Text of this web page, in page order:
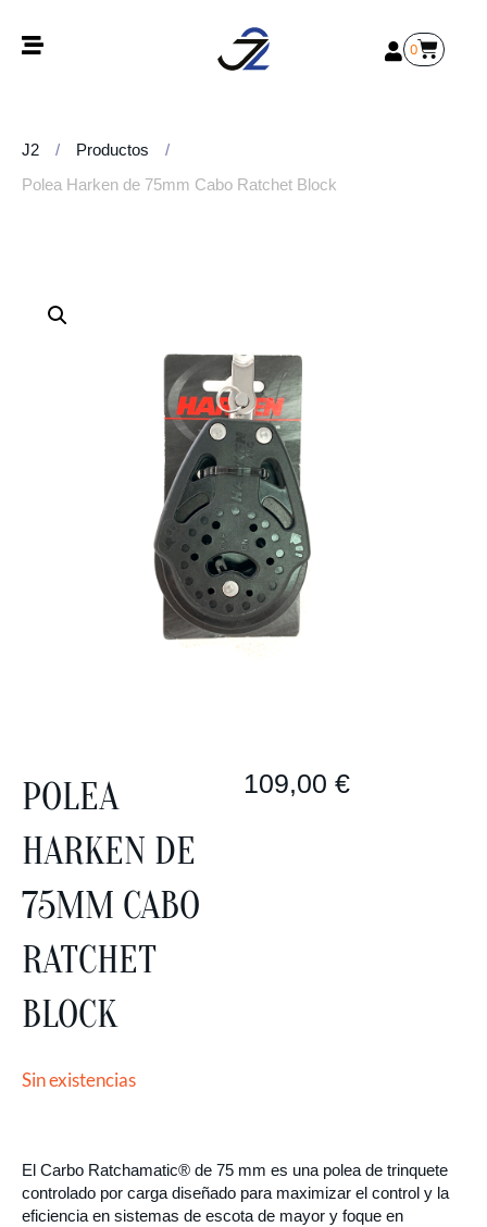
0
J2 / Productos
/
Polea Harken de 75mm Cabo Ratchet Block
POLEA
HARKEN DE
75MM CABO
RATCHET
BLOCK
109,00 €
Sin existencias
El Carbo Ratchamatic® de 75 mm es una polea de trinquete
controlado por carga diseñado para maximizar el control y la
eficiencia en sistemas de escota de mayor y foque en